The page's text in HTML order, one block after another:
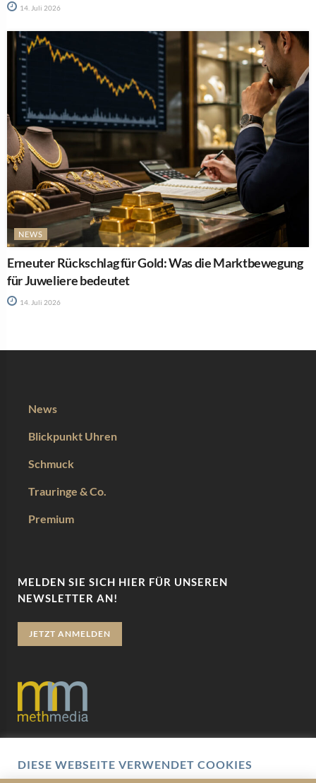
14. Juli 2026
NEWS
Erneuter Rückschlag für Gold: Was die Marktbewegung
für Juweliere bedeutet
14. Juli 2026
News
Blickpunkt Uhren
Schmuck
Trauringe & Co.
Premium
MELDEN SIE SICH HIER FÜR UNSEREN
NEWSLETTER AN!
JETZT ANMELDEN
Impressum
DIESE WEBSEITE VERWENDET COOKIES